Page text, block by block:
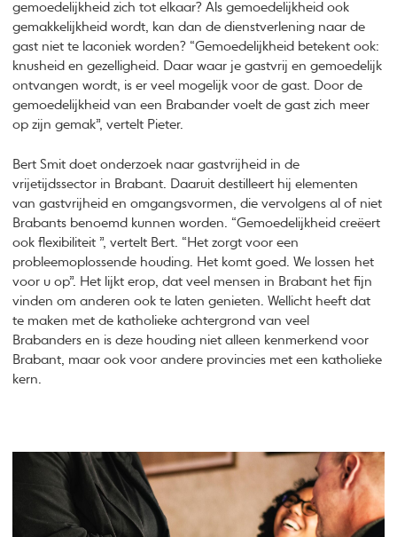
gemoedelijkheid zich tot elkaar? Als gemoedelijkheid ook
gemakkelijkheid wordt, kan dan de dienstverlening naar de
gast niet te laconiek worden? “Gemoedelijkheid betekent ook:
knusheid en gezelligheid. Daar waar je gastvrij en gemoedelijk
ontvangen wordt, is er veel mogelijk voor de gast. Door de
gemoedelijkheid van een Brabander voelt de gast zich meer
op zijn gemak”, vertelt Pieter.
Bert Smit doet onderzoek naar gastvrijheid in de
vrijetijdssector in Brabant. Daaruit destilleert hij elementen
van gastvrijheid en omgangsvormen, die vervolgens al of niet
Brabants benoemd kunnen worden. “Gemoedelijkheid creëert
ook flexibiliteit ”, vertelt Bert. “Het zorgt voor een
probleemoplossende houding. Het komt goed. We lossen het
voor u op”. Het lijkt erop, dat veel mensen in Brabant het fijn
vinden om anderen ook te laten genieten. Wellicht heeft dat
te maken met de katholieke achtergrond van veel
Brabanders en is deze houding niet alleen kenmerkend voor
Brabant, maar ook voor andere provincies met een katholieke
kern.